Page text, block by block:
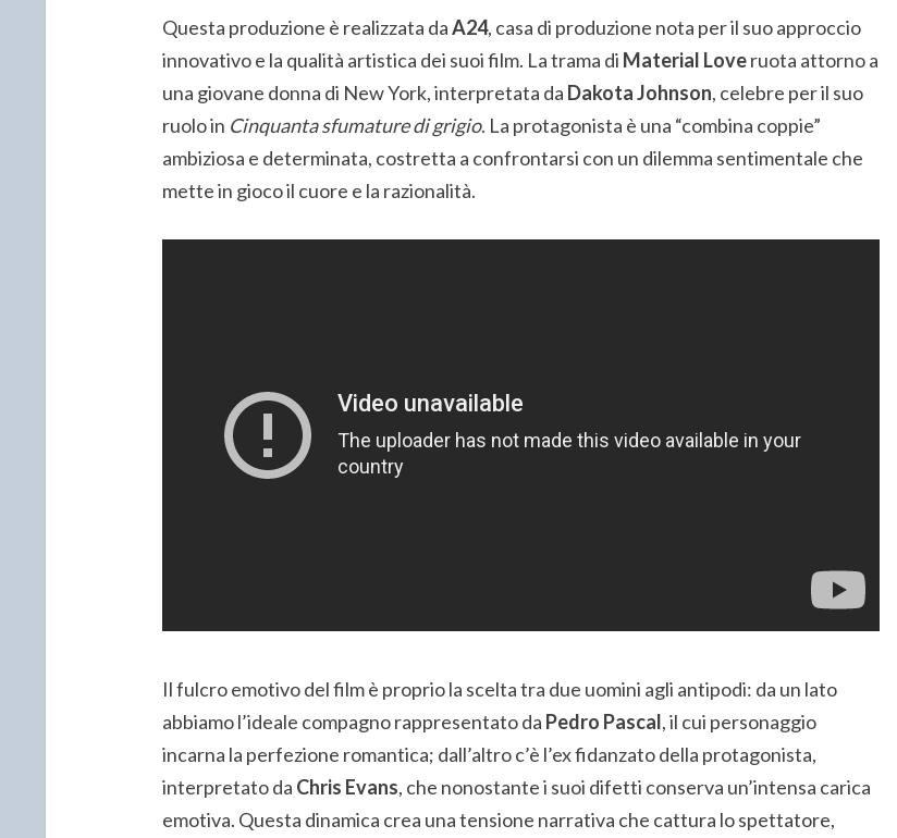
Questa produzione è realizzata daA24, casa di produzione nota per il suo approccio
innovativo e la qualità artistica dei suoi film. La trama di Material Loveruota attorno a
una giovane donna di New York, interpretata da Dakota Johnson, celebre per il suo
ruolo in Cinquanta sfumature di grigio. La protagonista è una “combina coppie”
ambiziosa e determinata, costretta a confrontarsi con un dilemma sentimentale che
mette in gioco il cuore e la razionalità.
Il fulcro emotivo del film è proprio la scelta tra due uomini agli antipodi: da un lato
abbiamo l’ideale compagno rappresentato da Pedro Pascal, il cui personaggio
incarna la perfezione romantica; dall’altro c’è l’ex fidanzato della protagonista,
interpretato da Chris Evans, che nonostante i suoi difetti conserva un’intensa carica
emotiva. Questa dinamica crea una tensione narrativa che cattura lo spettatore,